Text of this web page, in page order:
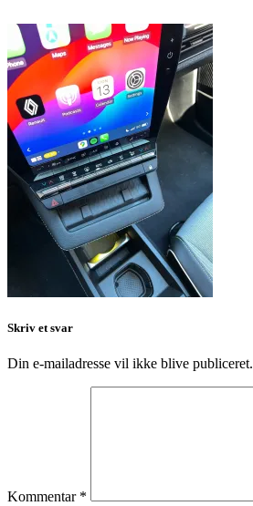
Skriv et svar
Din e-mailadresse vil ikke blive publiceret.
Kommentar *